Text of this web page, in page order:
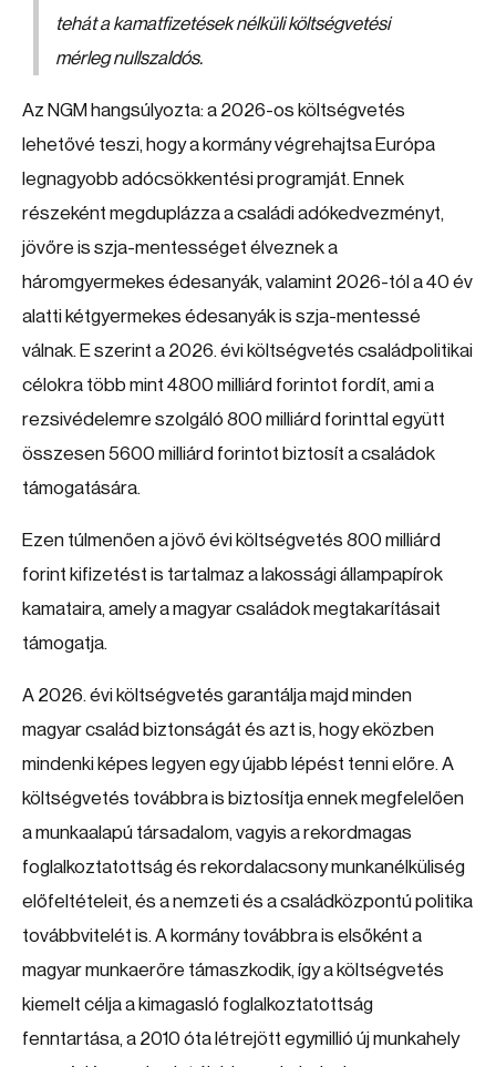
tehát a kamatfizetések nélküli költségvetési
mérleg nullszaldós.
Az NGM hangsúlyozta: a 2026-os költségvetés
lehetővé teszi, hogy a kormány végrehajtsa Európa
legnagyobb adócsökkentési programját. Ennek
részeként megduplázza a családi adókedvezményt,
jövőre is szja-mentességet élveznek a
háromgyermekes édesanyák, valamint 2026-tól a 40 év
alatti kétgyermekes édesanyák is szja-mentessé
válnak. E szerint a 2026. évi költségvetés családpolitikai
célokra több mint 4800 milliárd forintot fordít, ami a
rezsivédelemre szolgáló 800 milliárd forinttal együtt
összesen 5600 milliárd forintot biztosít a családok
támogatására.
Ezen túlmenően a jövő évi költségvetés 800 milliárd
forint kifizetést is tartalmaz a lakossági állampapírok
kamataira, amely a magyar családok megtakarításait
támogatja.
A 2026. évi költségvetés garantálja majd minden
magyar család biztonságát és azt is, hogy eközben
mindenki képes legyen egy újabb lépést tenni előre. A
költségvetés továbbra is biztosítja ennek megfelelően
a munkaalapú társadalom, vagyis a rekordmagas
foglalkoztatottság és rekordalacsony munkanélküliség
előfeltételeit, és a nemzeti és a családközpontú politika
továbbvitelét is. A kormány továbbra is elsőként a
magyar munkaerőre támaszkodik, így a költségvetés
kiemelt célja a kimagasló foglalkoztatottság
fenntartása, a 2010 óta létrejött egymillió új munkahely